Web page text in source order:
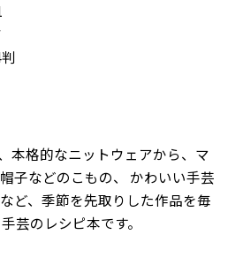
本格的なニットウェアから、マ
子などのこもの、 かわいい手芸
ど、季節を先取りした作品を毎
芸のレシピ本です。